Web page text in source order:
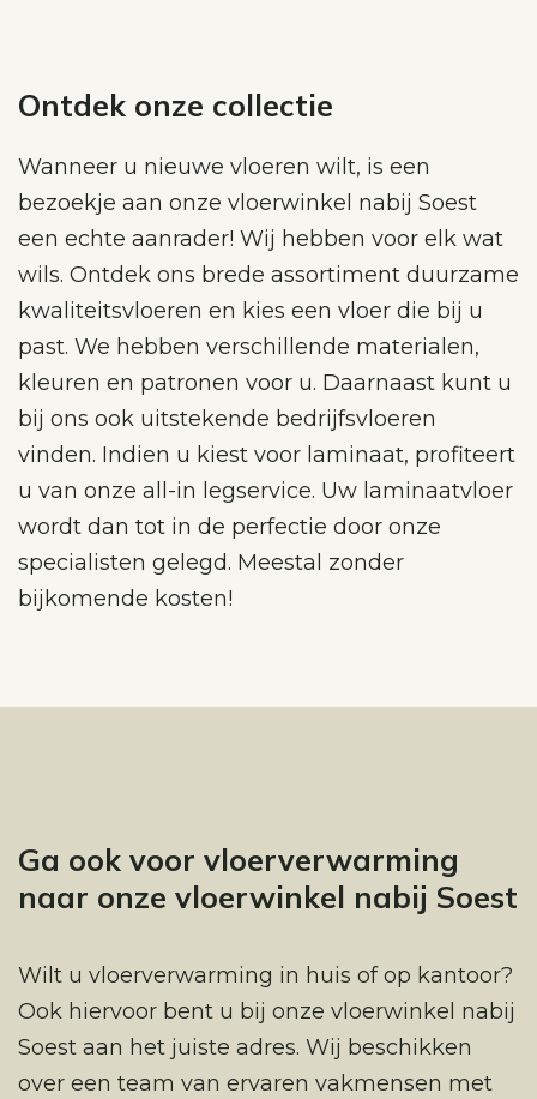
Ontdek onze collectie
Wanneer u nieuwe vloeren wilt, is een
bezoekje aan onze vloerwinkel nabij Soest
een echte aanrader! Wij hebben voor elk wat
wils. Ontdek ons brede assortiment duurzame
kwaliteitsvloeren en kies een vloer die bij u
past. We hebben verschillende materialen,
kleuren en patronen voor u. Daarnaast kunt u
bij ons ook uitstekende bedrijfsvloeren
vinden. Indien u kiest voor laminaat, profiteert
u van onze all-in legservice. Uw laminaatvloer
wordt dan tot in de perfectie door onze
specialisten gelegd. Meestal zonder
bijkomende kosten!
Ga ook voor vloerverwarming
naar onze vloerwinkel nabij Soest
Wilt u vloerverwarming in huis of op kantoor?
Ook hiervoor bent u bij onze vloerwinkel nabij
Soest aan het juiste adres. Wij beschikken
over een team van ervaren vakmensen met